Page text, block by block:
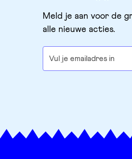
Meld je aan voor de
alle nieuwe acties.